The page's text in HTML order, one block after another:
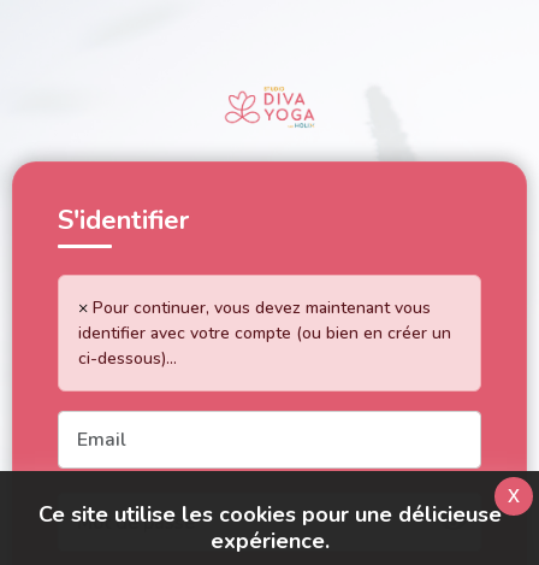
S'identifier
× Pour continuer, vous devez maintenant vous
identifier avec votre compte (ou bien en créer un
ci-dessous)...
Ce site utilise les cookies pour une délicieuse
expérience.
x